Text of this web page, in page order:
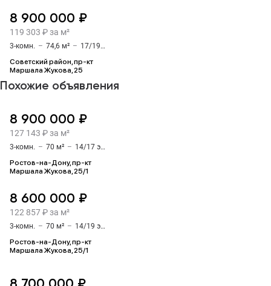
8 900 000 ₽
119 303 ₽ за м²
3-комн. – 74,6 м² –
17/19 этаж
Советский район, пр-кт
Маршала Жукова, 25
Похожие объявления
8 900 000 ₽
127 143 ₽ за м²
3-комн. – 70 м² –
14/17 этаж
Ростов-на-Дону, пр-кт
Маршала Жукова, 25/1
8 600 000 ₽
122 857 ₽ за м²
3-комн. – 70 м² –
14/19 этаж
Ростов-на-Дону, пр-кт
Маршала Жукова, 25/1